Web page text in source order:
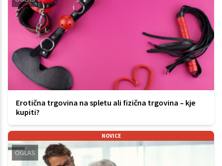
Erotična trgovina na spletu ali fizična trgovina – kje
kupiti?
NOVICE
OGLAS